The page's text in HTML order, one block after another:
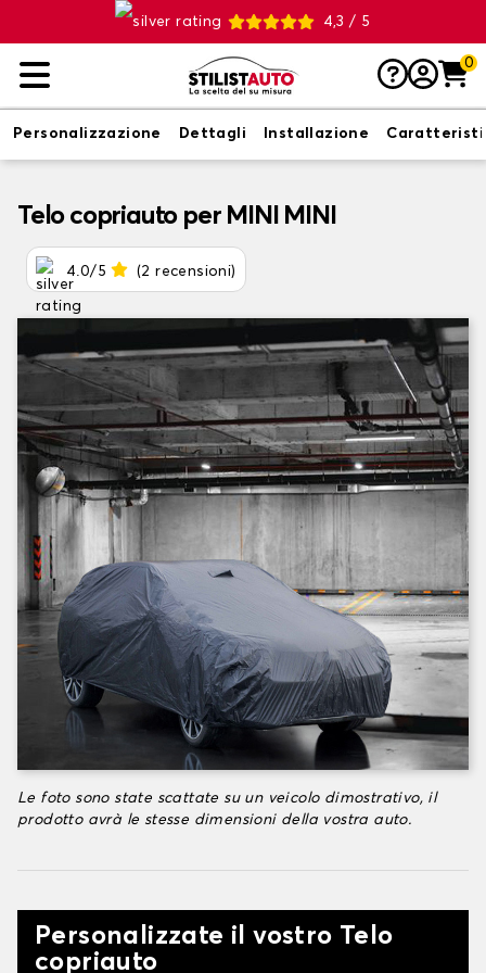
4,3 / 5
0
Personalizzazione Dettagli Installazione
Telo copriauto per MINI MINI
4.0/5 (2 recensioni)
Le foto sono state scattate su un veicolo dimostrativo, il
prodotto avrà le stesse dimensioni della vostra auto.
Personalizzate il vostro Telo
copriauto